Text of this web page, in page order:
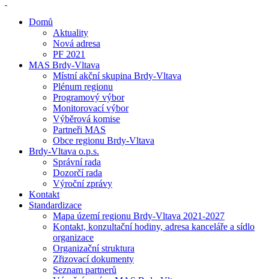
Domů
Aktuality
Nová adresa
PF 2021
MAS Brdy-Vltava
Místní akční skupina Brdy-Vltava
Plénum regionu
Programový výbor
Monitorovací výbor
Výběrová komise
Partneři MAS
Obce regionu Brdy-Vltava
Brdy-Vltava o.p.s.
Správní rada
Dozorčí rada
Výroční zprávy
Kontakt
Standardizace
Mapa území regionu Brdy-Vltava 2021-2027
Kontakt, konzultační hodiny, adresa kanceláře a sídlo
organizace
Organizační struktura
Zřizovací dokumenty
Seznam partnerů